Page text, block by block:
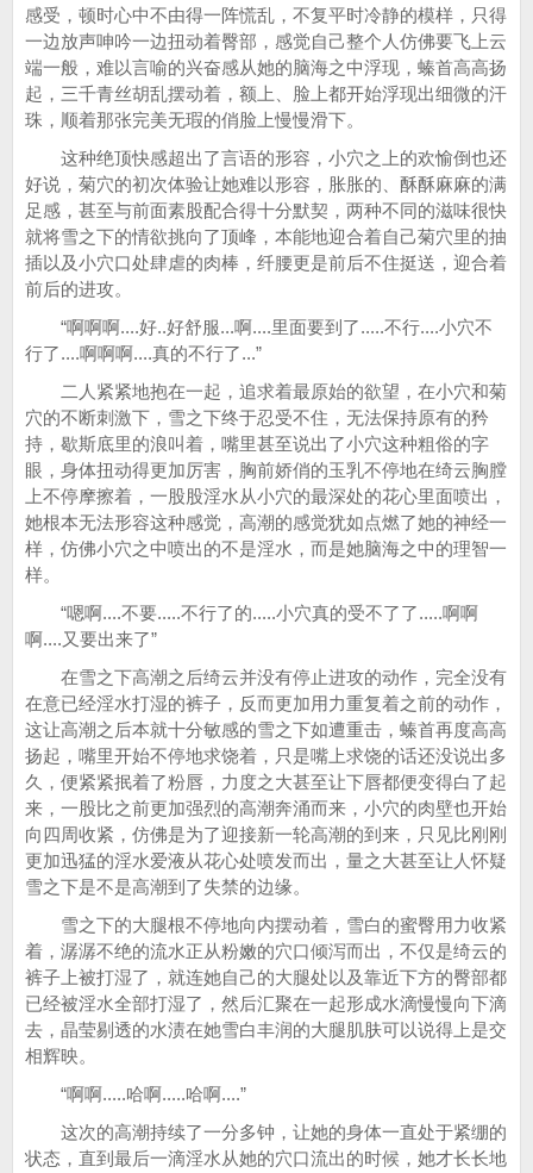
感受，顿时心中不由得一阵慌乱，不复平时冷静的模样，只得
一边放声呻吟一边扭动着臀部，感觉自己整个人仿佛要飞上云
端一般，难以言喻的兴奋感从她的脑海之中浮现，螓首高高扬
起，三千青丝胡乱摆动着，额上、脸上都开始浮现出细微的汗
珠，顺着那张完美无瑕的俏脸上慢慢滑下。
这种绝顶快感超出了言语的形容，小穴之上的欢愉倒也还
好说，菊穴的初次体验让她难以形容，胀胀的、酥酥麻麻的满
足感，甚至与前面素股配合得十分默契，两种不同的滋味很快
就将雪之下的情欲挑向了顶峰，本能地迎合着自己菊穴里的抽
插以及小穴口处肆虐的肉棒，纤腰更是前后不住挺送，迎合着
前后的进攻。
“啊啊啊....好..好舒服...啊....里面要到了.....不行....小穴不
行了....啊啊啊....真的不行了...”
二人紧紧地抱在一起，追求着最原始的欲望，在小穴和菊
穴的不断刺激下，雪之下终于忍受不住，无法保持原有的矜
持，歇斯底里的浪叫着，嘴里甚至说出了小穴这种粗俗的字
眼，身体扭动得更加厉害，胸前娇俏的玉乳不停地在绮云胸膛
上不停摩擦着，一股股淫水从小穴的最深处的花心里面喷出，
她根本无法形容这种感觉，高潮的感觉犹如点燃了她的神经一
样，仿佛小穴之中喷出的不是淫水，而是她脑海之中的理智一
样。
“嗯啊....不要.....不行了的.....小穴真的受不了了.....啊啊
啊....又要出来了”
在雪之下高潮之后绮云并没有停止进攻的动作，完全没有
在意已经淫水打湿的裤子，反而更加用力重复着之前的动作，
这让高潮之后本就十分敏感的雪之下如遭重击，螓首再度高高
扬起，嘴里开始不停地求饶着，只是嘴上求饶的话还没说出多
久，便紧紧抿着了粉唇，力度之大甚至让下唇都便变得白了起
来，一股比之前更加强烈的高潮奔涌而来，小穴的肉壁也开始
向四周收紧，仿佛是为了迎接新一轮高潮的到来，只见比刚刚
更加迅猛的淫水爱液从花心处喷发而出，量之大甚至让人怀疑
雪之下是不是高潮到了失禁的边缘。
雪之下的大腿根不停地向内摆动着，雪白的蜜臀用力收紧
着，潺潺不绝的流水正从粉嫩的穴口倾泻而出，不仅是绮云的
裤子上被打湿了，就连她自己的大腿处以及靠近下方的臀部都
已经被淫水全部打湿了，然后汇聚在一起形成水滴慢慢向下滴
去，晶莹剔透的水渍在她雪白丰润的大腿肌肤可以说得上是交
相辉映。
“啊啊.....哈啊.....哈啊....”
这次的高潮持续了一分多钟，让她的身体一直处于紧绷的
状态，直到最后一滴淫水从她的穴口流出的时候，她才长长地